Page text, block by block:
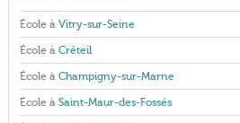
École à Vitry-sur-Seine
École à Créteil
École à Champigny-sur-Marne
École à Saint-Maur-des-Fossés